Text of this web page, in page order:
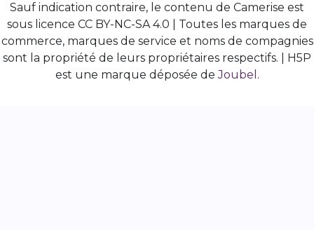
Sauf indication contraire, le contenu de Camerise est
sous licence CC BY-NC-SA 4.0 | Toutes les marques de
commerce, marques de service et noms de compagnies
sont la propriété de leurs propriétaires respectifs. | H5P
est une marque déposée deJoubel .